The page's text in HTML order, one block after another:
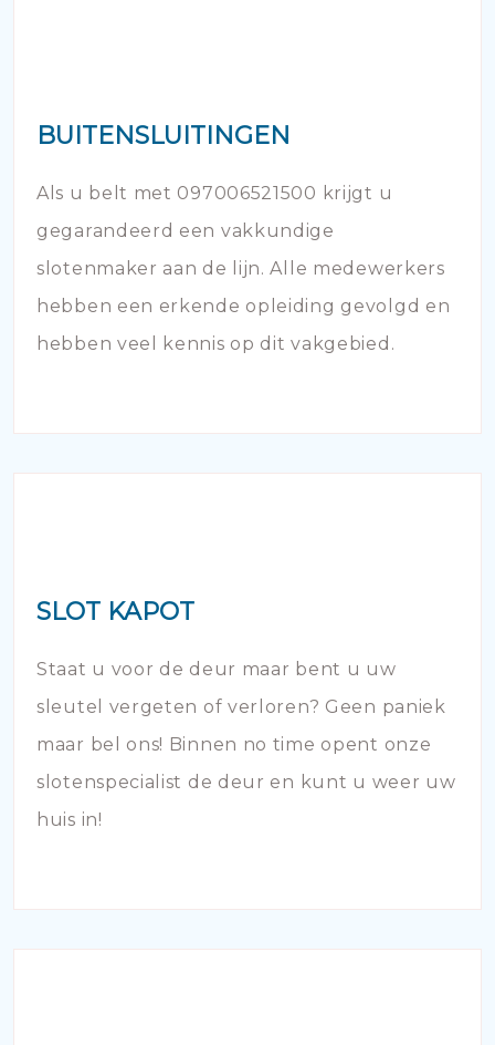
BUITENSLUITINGEN
Als u belt met 097006521500 krijgt u
gegarandeerd een vakkundige
slotenmaker aan de lijn. Alle medewerkers
hebben een erkende opleiding gevolgd en
hebben veel kennis op dit vakgebied.
SLOT KAPOT
Staat u voor de deur maar bent u uw
sleutel vergeten of verloren? Geen paniek
maar bel ons! Binnen no time opent onze
slotenspecialist de deur en kunt u weer uw
huis in!